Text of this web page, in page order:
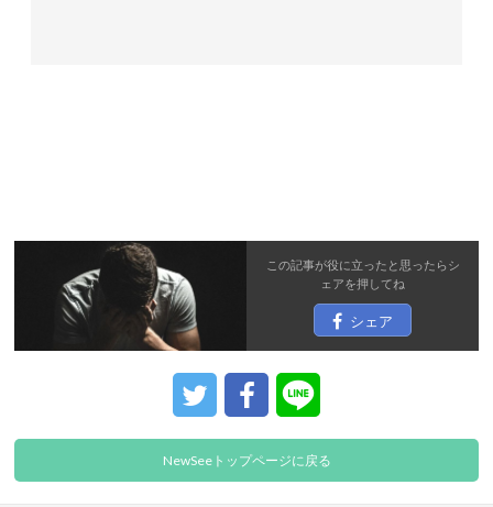
この記事が役に立ったと思ったらシ
ェアを押してね
シェア
NewSeeトップページに戻る